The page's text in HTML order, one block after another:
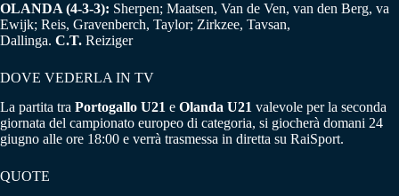
OLANDA (4-3-3): Sherpen; Maatsen, Van de Ven, van den Berg, va
Ewijk; Reis, Gravenberch, Taylor; Zirkzee, Tavsan,
Dallinga. C.T. Reiziger
DOVE VEDERLA IN TV
La partita tra Portogallo U21 e Olanda U21 valevole per la seconda
giornata del campionato europeo di categoria, si giocherà domani 24
giugno alle ore 18:00 e verrà trasmessa in diretta su RaiSport.
QUOTE